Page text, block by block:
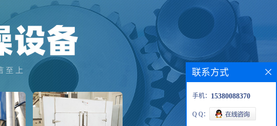
联系方式
手机： 15380088370
Q Q：